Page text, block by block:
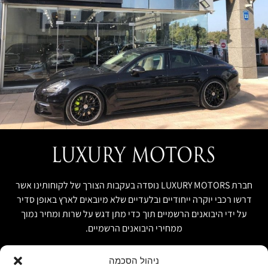
ניהול הסכמה
חברת LUXURY MOTORS נוסדה בעקבות הצורך של לקוחותינו אשר
דרשו רכבי יוקרה ייחודיים ובלעדיים שלא מיובאים לארץ באופן סדיר
על ידי היבואנים הרשמיים תוך כדי מתן דגש על שרות ומחיר נמוך
ממחירי היבואנים הרשמיים.